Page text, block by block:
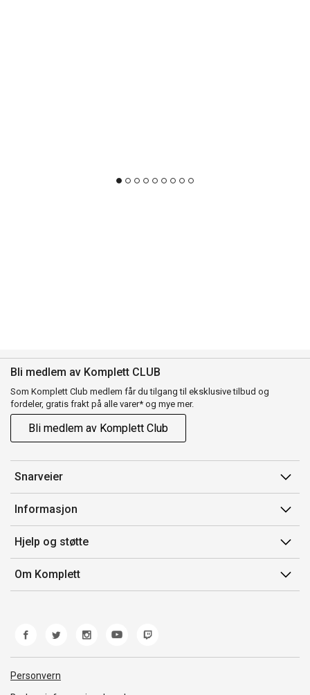
Bli medlem av Komplett CLUB
Som Komplett Club medlem får du tilgang til eksklusive tilbud og
fordeler, gratis frakt på alle varer* og mye mer.
Bli medlem av Komplett Club
Snarveier
Min side
Ordreoversikt
Flex
Komplett Club
Informasjon
Salgsbetingelser
Medlemsvilkår for Komplett Club
Merker/produsent
Hjelp og støtte
Kontakt oss
Kundeservice
Retur
Reklamasjon og garanti
Frakt og levering
Om Komplett
Personvern